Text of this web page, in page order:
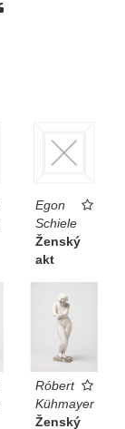
Egon
Schiele
Ženský
akt
Róbert
Kühmayer
Ženský